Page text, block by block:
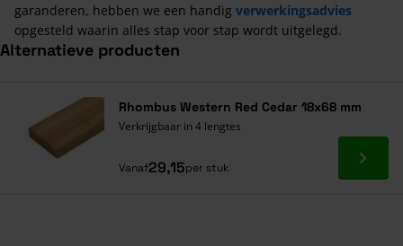
garanderen, hebben we een handig verwerkingsadvies
opgesteld waarin alles stap voor stap wordt uitgelegd.
Alternatieve producten
Rhombus Western Red Cedar 18x68 mm
Verkrijgbaar in 4 lengtes
Vanaf29,15per stuk Ga